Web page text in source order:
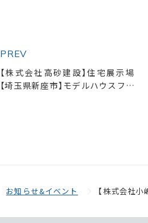
PREV
【株式会社高砂建設】住宅展示場
【埼玉県新座市】モデルハウスフリ
お知らせ&イベント 【株式会社